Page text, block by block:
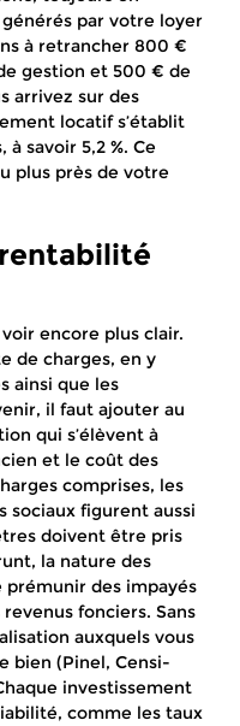
par votre loyer
à retrancher 800 €
gestion et 500 € de
arrivez sur des
locatif s’établit
savoir 5,2 %. Ce
plus près de votre
encore plus clair.
de charges, en y
ainsi que les
il faut ajouter au
qui s’élèvent à
et le coût des
comprises, les
sociaux figurent aussi
doivent être pris
la nature des
prémunir des impayés
fonciers. Sans
auxquels vous
bien (Pinel, Censi-
investissement
comme les taux